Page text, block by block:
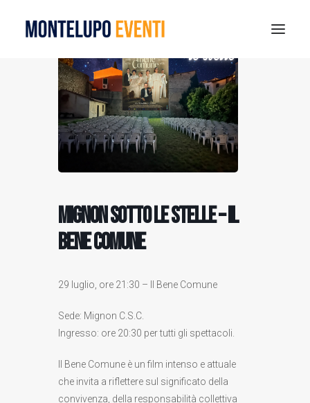
MONTELUPO SPORT DAYS 2026
ESTATE A MONTELUPO
VISIT MONTELUPO
RICERCA
MIGNON SOTTO LE STELLE – IL
BENE COMUNE
29 luglio, ore 21:30 – Il Bene Comune
Sede: Mignon C.S.C.
Ingresso: ore 20:30 per tutti gli spettacoli.
Il Bene Comune è un film intenso e attuale
che invita a riflettere sul significato della
convivenza, della responsabilità collettiva